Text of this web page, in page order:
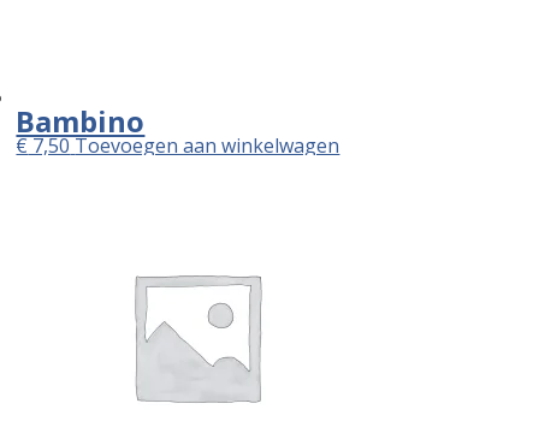
Bambino
€7,50Toevoegen aan winkelwagen